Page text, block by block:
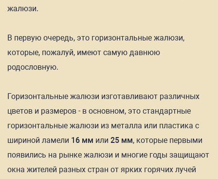
жалюзи.
В первую очередь, это горизонтальные жалюзи,
которые, пожалуй, имеют самую давнюю
родословную.
Горизонтальные жалюзи изготавливают различных
цветов и размеров - в основном, это стандартные
горизонтальные жалюзи из металла или пластика с
шириной ламели 16 мм или 25 мм, которые первыми
появились на рынке жалюзи и многие годы защищают
окна жителей разных стран от ярких горячих лучей